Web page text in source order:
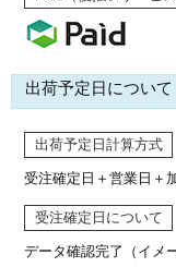
出荷予定日について
出荷予定日計算方式
受注確定日＋営業日＋
受注確定日について
データ確認完了（イメ